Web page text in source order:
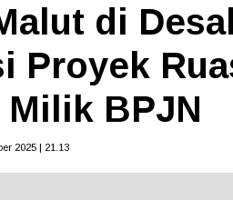
di
Proyek
BPJN
2025 | 21.13